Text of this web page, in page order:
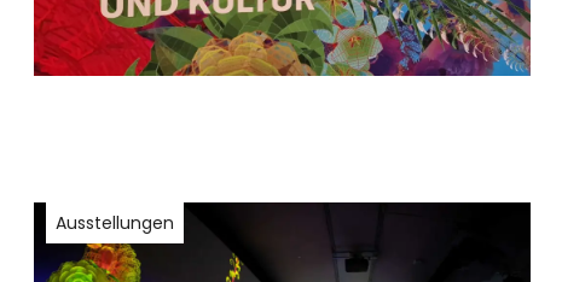
Ausstellungen